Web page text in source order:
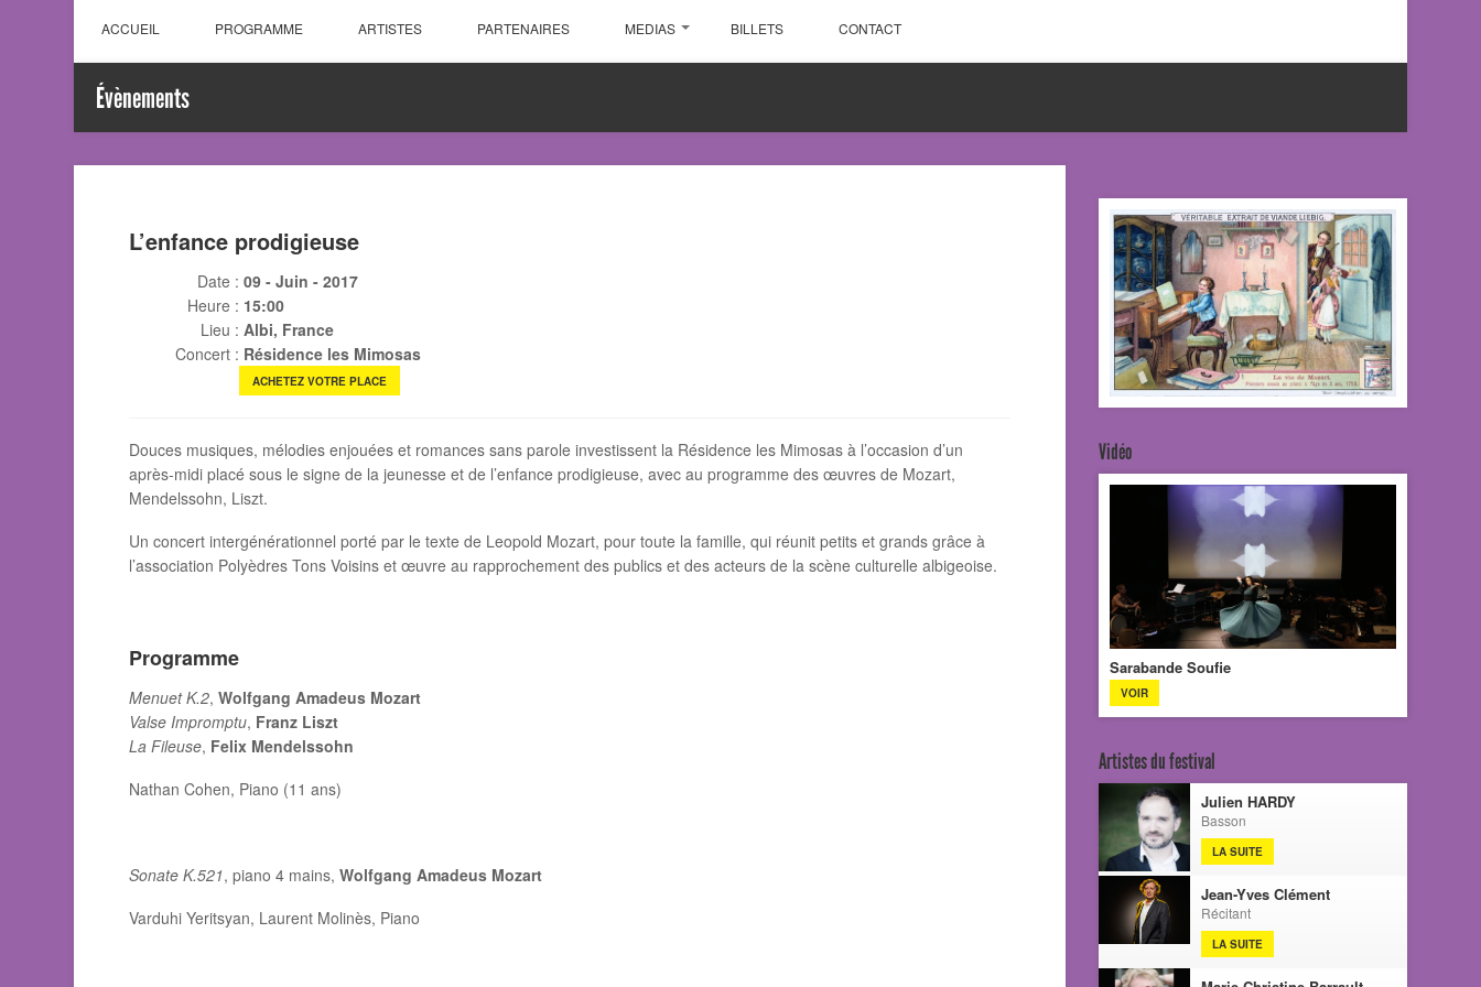
ACCUEIL PROGRAMME ARTISTES PARTENAIRES MEDIAS BILLETS CONTACT
Évènements
L’enfance prodigieuse
Date : 09 - Juin - 2017
Heure : 15:00
Lieu : Albi, France
Concert : Résidence les Mimosas
ACHETEZ VOTRE PLACE
Douces musiques, mélodies enjouées et romances sans parole investissent la Résidence les Mimosas à l’occasion d’un
après-midi placé sous le signe de la jeunesse et de l’enfance prodigieuse, avec au programme des œuvres de Mozart,
Mendelssohn, Liszt.
Un concert intergénérationnel porté par le texte de Leopold Mozart, pour toute la famille, qui réunit petits et grands grâce à
l’association Polyèdres Tons Voisins et œuvre au rapprochement des publics et des acteurs de la scène culturelle albigeoise.
Programme
Menuet K.2, Wolfgang Amadeus Mozart
Valse Impromptu, Franz Liszt
La Fileuse, Felix Mendelssohn
Nathan Cohen, Piano (11 ans)
Sonate K.521, piano 4 mains, Wolfgang Amadeus Mozart
Varduhi Yeritsyan, Laurent Molinès, Piano
Vidéo
Sarabande Soufie
VOIR
Artistes du festival
Julien HARDY
Basson
LA SUITE
Jean-Yves Clément
Récitant
LA SUITE